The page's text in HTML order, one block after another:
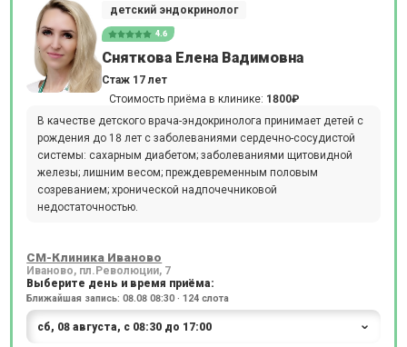
детский эндокринолог
4.6
Сняткова Елена Вадимовна
Стаж 17 лет
Стоимость приёма в клинике: 1800₽
В качестве детского врача-эндокринолога принимает детей с
рождения до 18 лет с заболеваниями сердечно-сосудистой
системы: сахарным диабетом; заболеваниями щитовидной
железы; лишним весом; преждевременным половым
созреванием; хронической надпочечниковой
недостаточностью.
СМ-Клиника Иваново
Иваново, пл.Революции, 7
Выберите день и время приёма:
Ближайшая запись: 08.08 08:30 · 124 слота